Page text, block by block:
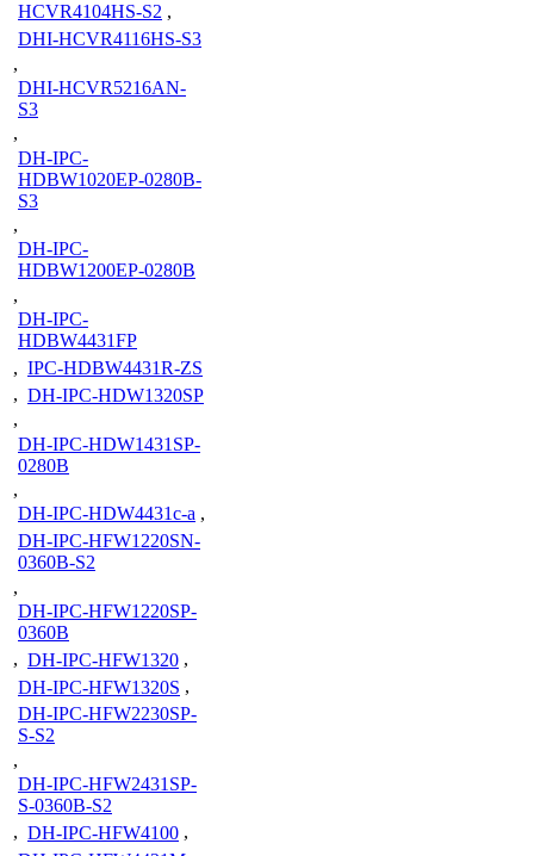
HCVR4104HS-S2 ,
DHI-HCVR4116HS-S3
,
DHI-HCVR5216AN-
S3
,
DH-IPC-
HDBW1020EP-0280B-
S3
,
DH-IPC-
HDBW1200EP-0280B
,
DH-IPC-
HDBW4431FP
, IPC-HDBW4431R-ZS
, DH-IPC-HDW1320SP
,
DH-IPC-HDW1431SP-
0280B
,
DH-IPC-HDW4431c-a ,
DH-IPC-HFW1220SN-
0360B-S2
,
DH-IPC-HFW1220SP-
0360B
, DH-IPC-HFW1320 ,
DH-IPC-HFW1320S ,
DH-IPC-HFW2230SP-
S-S2
,
DH-IPC-HFW2431SP-
S-0360B-S2
, DH-IPC-HFW4100 ,